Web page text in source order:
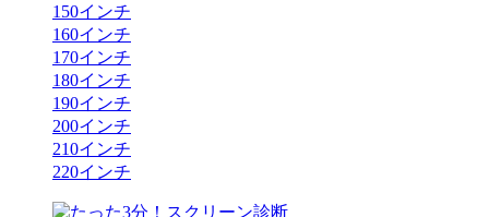
150インチ
160インチ
170インチ
180インチ
190インチ
200インチ
210インチ
220インチ